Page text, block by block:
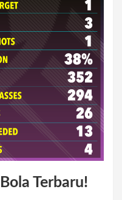
Terbaru!